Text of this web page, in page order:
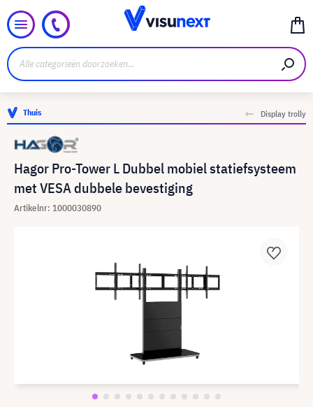
Thuis Display trolly
Hagor Pro-Tower L Dubbel mobiel statiefsysteem
met VESA dubbele bevestiging
Artikelnr: 1000030890